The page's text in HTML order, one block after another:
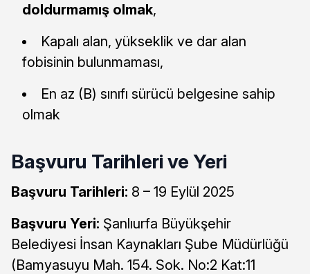
doldurmamış olmak,
Kapalı alan, yükseklik ve dar alan
fobisinin bulunmaması,
En az (B) sınıfı sürücü belgesine sahip
olmak
Başvuru Tarihleri ve Yeri
Başvuru Tarihleri: 8 – 19 Eylül 2025
Başvuru Yeri: Şanlıurfa Büyükşehir
Belediyesi İnsan Kaynakları Şube Müdürlüğü
(Bamyasuyu Mah. 154. Sok. No:2 Kat:11